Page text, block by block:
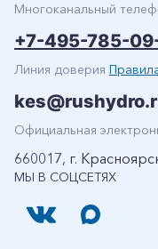
МЫ В СОЦСЕТЯХ
Многоканальный
+7-495-785-
Линия доверия
Официальная
660017, г.